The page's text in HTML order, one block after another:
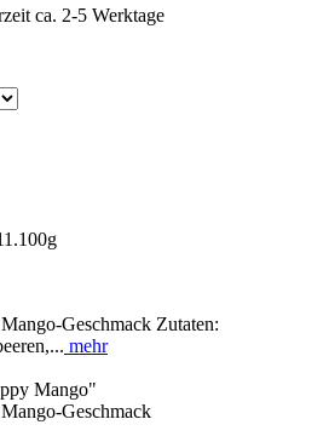
ca. 2-5 Werktage
Geschmack Zutaten:
mehr
Mango"
Geschmack